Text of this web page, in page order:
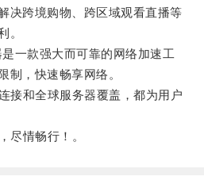
决跨境购物、跨区域观看直播等
。
款强大而可靠的网络加速工
制，快速畅享网络。
和全球服务器覆盖，都为用户
情畅行！。